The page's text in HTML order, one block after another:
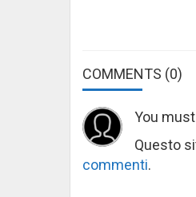
COMMENTS (0)
You
Questo
commenti.